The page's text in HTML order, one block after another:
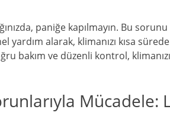
paniğe kapılmayın. Bu
alarak, klimanızı kısa
bakım ve düzenli kontrol,
Mücadele: